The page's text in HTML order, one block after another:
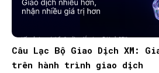
Câu Lạc Bộ Giao Dịch XM:
trên hành trình giao dịch